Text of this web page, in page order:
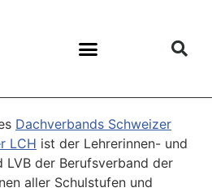
Dachverbands Schweizer
LCH ist der Lehrerinnen- und
LVB der Berufsverband der
aller Schulstufen und